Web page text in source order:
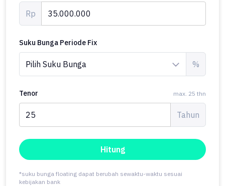
Rp
Suku Bunga Periode Fix
%
Tenor max. 25 thn
Tahun
Hitung
*suku bunga floating dapat berubah sewaktu-waktu sesuai
kebijakan bank